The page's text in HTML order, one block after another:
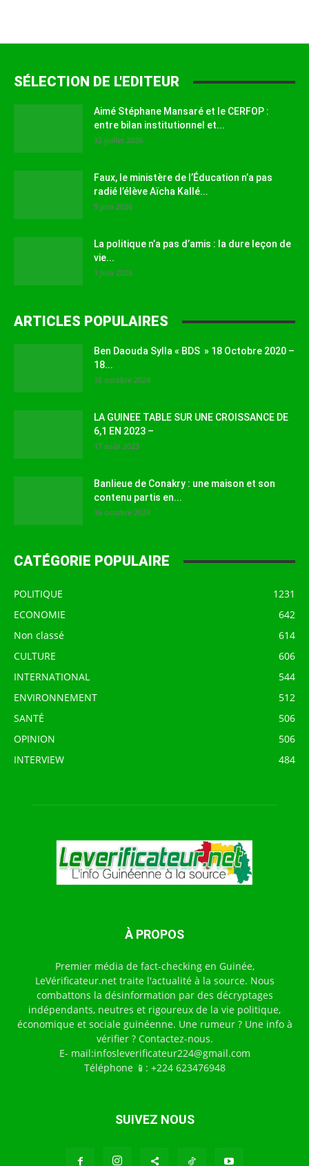
SÉLECTION DE L'EDITEUR
Aimé Stéphane Mansaré et le CERFOP :
entre bilan institutionnel et...
12 juillet 2026
Faux, le ministère de l’Éducation n’a pas
radié l’élève Aïcha Kallé...
9 juin 2026
La politique n’a pas d’amis : la dure leçon de
vie...
1 juin 2026
ARTICLES POPULAIRES
Ben Daouda Sylla « BDS » 18 Octobre 2020 –
18...
18 octobre 2024
LA GUINEE TABLE SUR UNE CROISSANCE DE
6,1 EN 2023 –
17 août 2023
Banlieue de Conakry : une maison et son
contenu partis en...
16 octobre 2024
CATÉGORIE POPULAIRE
POLITIQUE
1231
ECONOMIE
642
Non classé
614
CULTURE
606
INTERNATIONAL
544
ENVIRONNEMENT
512
SANTÉ
506
OPINION
506
INTERVIEW
484
À PROPOS
Premier média de fact-checking en Guinée,
LeVérificateur.net traite l'actualité à la source. Nous
combattons la désinformation par des décryptages
indépendants, neutres et rigoureux de la vie politique,
économique et sociale guinéenne. Une rumeur ? Une info à
vérifier ? Contactez-nous.
E- mail:infosleverificateur224@gmail.com
Téléphone 📱: +224 623476948
SUIVEZ NOUS